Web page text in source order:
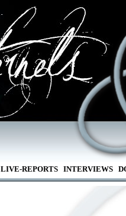
LIVE-REPORTS INTERVIEWS